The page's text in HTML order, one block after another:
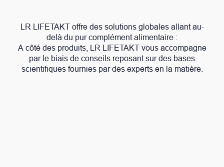
LR LIFETAKT offre des solutions globales allant au-
delà du pur complément alimentaire :
A côté des produits, LR LIFETAKT vous accompagne
par le biais de conseils reposant sur des bases
scientifiques fournies par des experts en la matière.